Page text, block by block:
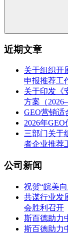
近期文章
关于组织开
申报推荐工
关于印发《
方案（
GEO营销适
2026年
三部门关于
者企业推荐
公司新闻
祝贺“皖美
共谋行业发
会胜利召开
斯百德助力
斯百德助力